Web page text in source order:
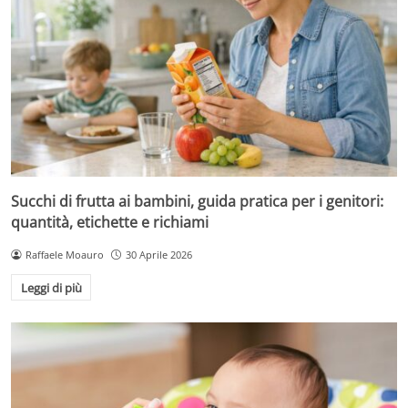
Succhi di frutta ai bambini, guida pratica per i genitori:
quantità, etichette e richiami
Raffaele Moauro 30 Aprile 2026
Leggi di più